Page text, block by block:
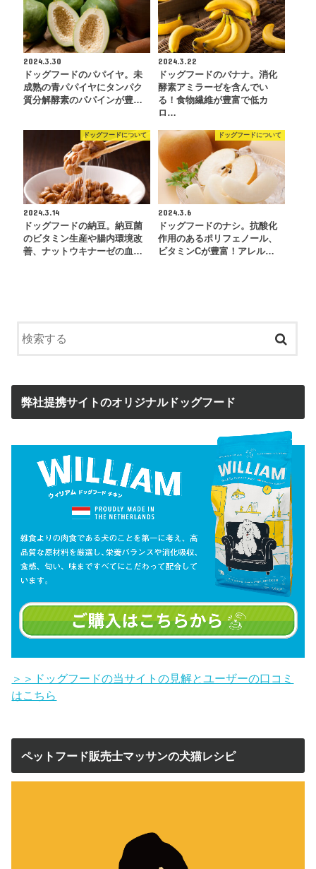
2024.3.30
ドッグフードのパパイヤ。未
成熟の青パパイヤにタンパク
質分解酵素のパパインが豊…
2024.3.22
ドッグフードのバナナ。消化
酵素アミラーゼを含んでい
る！食物繊維が豊富で低カ
ロ…
ドッグフードについて
2024.3.14
ドッグフードの納豆。納豆菌
のビタミン生産や腸内環境改
善、ナットウキナーゼの血…
ドッグフードについて
2024.3.6
ドッグフードのナシ。抗酸化
作用のあるポリフェノール、
ビタミンCが豊富！アレル…
弊社提携サイトのオリジナルドッグフード
＞＞ドッグフードの当サイトの見解とユーザーの口コミ
はこちら
ペットフード販売士マッサンの犬猫レシピ